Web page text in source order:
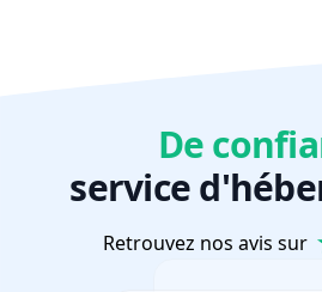
De
service
Retrouvez nos avis sur